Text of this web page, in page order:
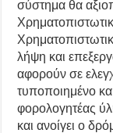
σύστημα θα
λήψη και
αφορούν σε
τυποποιημένο
φορολογητέας
και ανοίγει ο